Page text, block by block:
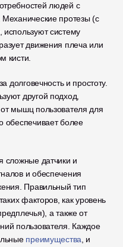
людей с
протезы (с
систему
движения плеча или
кисти.
долговечность и простоту.
другой подход,
мышц пользователя для
обеспечивает более
сложные датчики и
и обеспечения
Правильный тип
факторов, как уровень
а также от
пользователя. Каждое
преимущества , и